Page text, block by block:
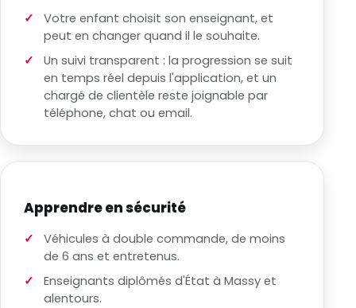
Votre enfant choisit son enseignant, et
peut en changer quand il le souhaite.
Un suivi transparent : la progression se suit
en temps réel depuis l'application, et un
chargé de clientèle reste joignable par
téléphone, chat ou email.
Apprendre en sécurité
Véhicules à double commande, de moins
de 6 ans et entretenus.
Enseignants diplômés d'État à Massy et
alentours.